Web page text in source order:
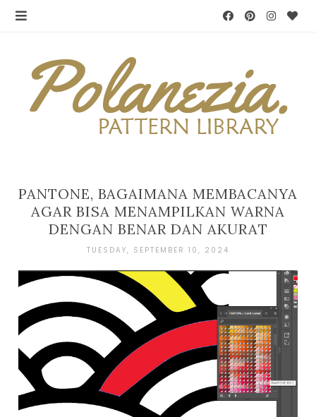
PANTONE, BAGAIMANA MEMBACANYA
AGAR BISA MENAMPILKAN WARNA
DENGAN BENAR DAN AKURAT
TUESDAY, SEPTEMBER 10, 2024